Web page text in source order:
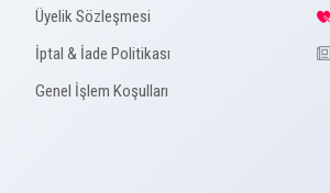
Üyelik Sözleşmesi
İptal & İade Politikası
Genel İşlem Koşulları